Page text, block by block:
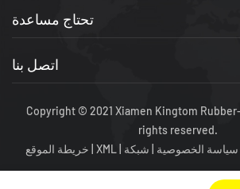
تحتاج مساعدة
اتصل بنا
Copyright © 2021 Xiamen Kingtom
rights reserved.
XML سياسة الخصوصية